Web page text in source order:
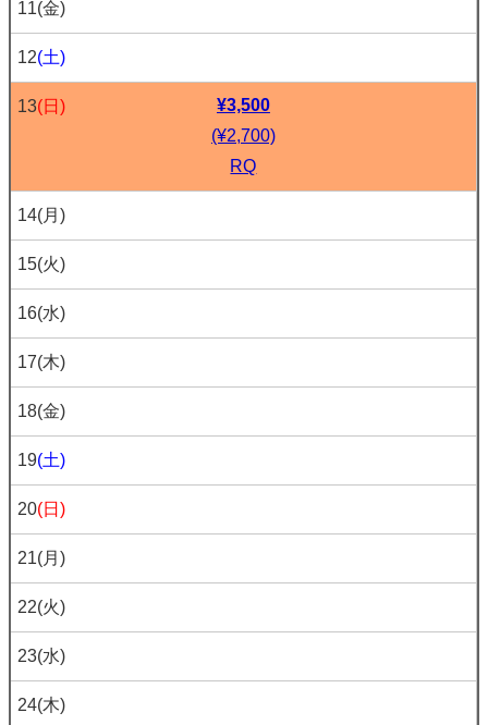
11(金)
12(土)
13(日)
¥3,500
(¥2,700)
RQ
14(月)
15(火)
16(水)
17(木)
18(金)
19(土)
20(日)
21(月)
22(火)
23(水)
24(木)